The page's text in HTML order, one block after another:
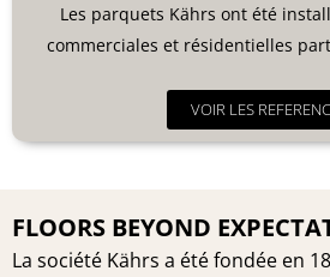
Les parquets Kährs ont été
commerciales et résidentielles
VOIR LES
FLOORS BEYOND
La société Kährs a été fondée en